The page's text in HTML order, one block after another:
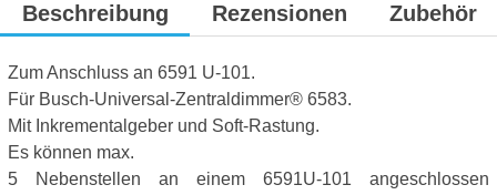
Beschreibung Rezensionen Zubehör
Zum Anschluss an 6591 U-101.
Für Busch-Universal-Zentraldimmer® 6583.
Mit Inkrementalgeber und Soft-Rastung.
Es können max.
5 Nebenstellen an einem 6591U-101 angeschlossen